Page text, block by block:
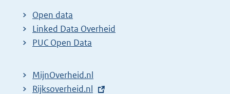
t
e
r
l
Open data
Linked Data Overheid
PUC Open Data
MijnOverheid.nl
E
Rijksoverheid.nl